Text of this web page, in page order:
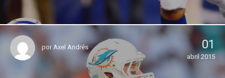
porAxel Andrés 01
abril 2015